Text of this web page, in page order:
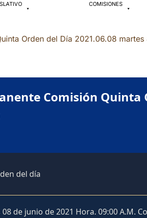
COMISIONES
Orden del Día 2021.06.08
Comisión Quinta
del día
de junio de 2021 Hora. 09:00 A.M.